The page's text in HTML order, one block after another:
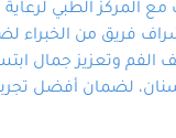
المركز الطبي
فريق من الخبراء
وتعزيز جمال
لضمان أفضل